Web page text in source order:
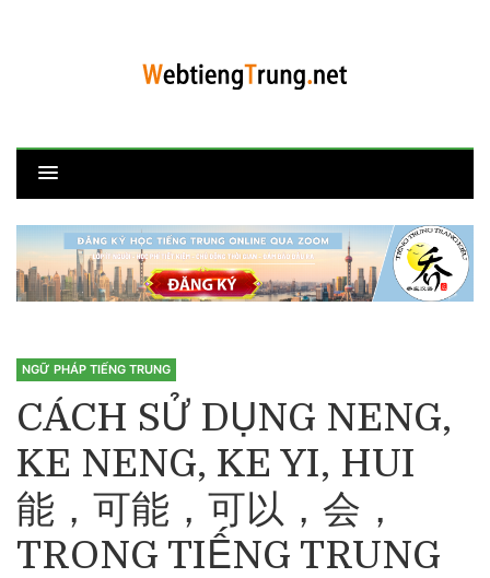
NGỮ PHÁP TIẾNG TRUNG
CÁCH SỬ DỤNG NENG,
KE NENG, KE YI, HUI
能，可能，可以，会，
TRONG TIẾNG TRUNG